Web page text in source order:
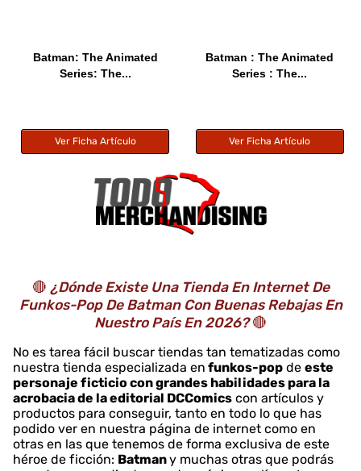
Batman: The Animated
Series: The...
Ver Ficha Artículo
Batman : The Animated
Series : The...
Ver Ficha Artículo
🔴 ¿Dónde Existe Una Tienda En Internet De
Funkos-Pop De Batman Con Buenas Rebajas En
Nuestro País En 2026?🔴
No es tarea fácil buscar tiendas tan tematizadas como
nuestra tienda especializada en funkos-pop de este
personaje ficticio con grandes habilidades para la
acrobacia de la editorial DCComics con artículos y
productos para conseguir, tanto en todo lo que has
podido ver en nuestra página de internet como en
otras en las que tenemos de forma exclusiva de este
héroe de ficción: Batmany muchas otras que podrás